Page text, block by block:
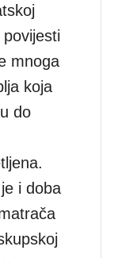
povijesti
mnoga
koja
do
i doba